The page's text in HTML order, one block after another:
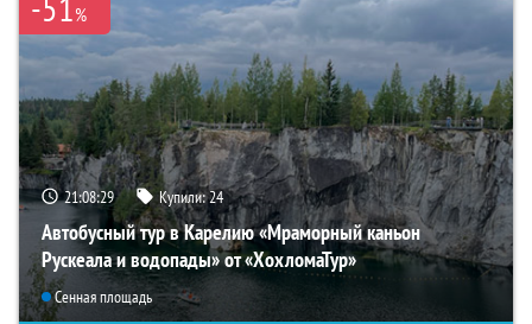
%
21:08:28 Купили:24
Автобусный тур в Карелию «Мраморный каньон
Рускеала и водопады» от «ХохломаТур»
Сенная площадь